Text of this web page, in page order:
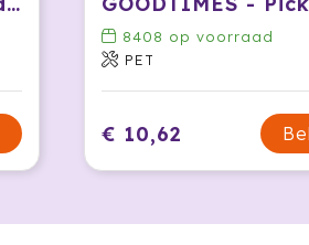
8408 op voorraad
PET
€ 10,62